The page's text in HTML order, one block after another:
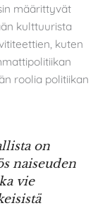
määrittyvät
kulttuurista
kuten
roolia politiikan
on
naiseuden
vie